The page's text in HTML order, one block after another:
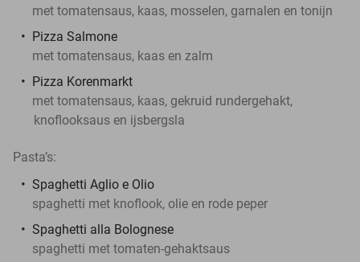
met tomatensaus, kaas, mosselen, garnalen en tonijn
Pizza Salmone
met tomatensaus, kaas en zalm
Pizza Korenmarkt
met tomatensaus, kaas, gekruid rundergehakt,
knoflooksaus en ijsbergsla
Pasta’s:
Spaghetti Aglio e Olio
spaghetti met knoflook, olie en rode peper
Spaghetti alla Bolognese
spaghetti met tomaten-gehaktsaus